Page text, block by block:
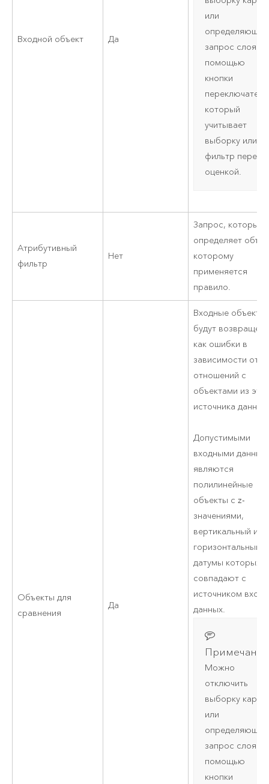
Входной объект Да
или
определяющий
запрос слоя с
помощью
кнопки
который
учитывает
выборку или
фильтр перед
оценкой.
Атрибутивный
фильтр
Нет
Запрос, который
определяет
которому
применяется
правило.
Объекты для
сравнения
Да
Входные объекты
будут
как ошибки в
зависимости от
отношений с
объектами из
источника
Допустимыми
входными
являются
полилинейные
объекты с z-
значениями,
вертикальный и
горизонтальный
датумы которых
совпадают с
источником
данных.
Можно
отключить
выборку карты
или
определяющий
запрос слоя с
помощью
кнопки